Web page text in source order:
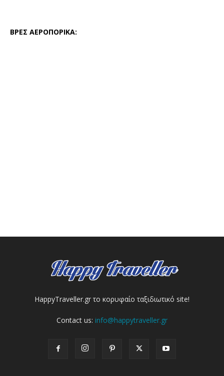
ΒΡΕΣ ΑΕΡΟΠΟΡΙΚΑ:
HappyTraveller.gr το κορυφαίο ταξιδιωτικό site!
Contact us: info@happytraveller.gr